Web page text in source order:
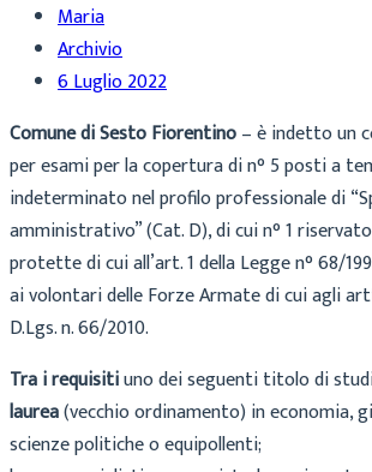
Maria
Archivio
6 Luglio 2022
Comune di Sesto Fiorentino– è indettoun
per esami per la copertura din° 5postia
indeterminato nel profilo professionale di
amministrativo” (Cat. D), di cui n°1riservato
protette di cui all’art. 1 della Legge n° 68/
ai volontaridelle Forze Armate di cui agli
D.Lgs. n. 66/2010.
Tra i requisitiuno dei seguenti titolo di
laurea(vecchio ordinamento) in economia,
scienze politicheoequipollenti;